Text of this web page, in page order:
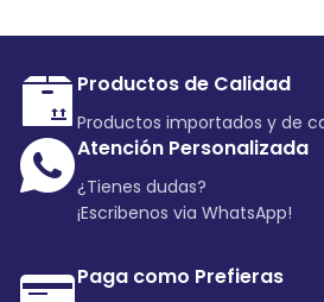
Productos de Calidad
Productos importados y de
Atención Personalizada
¿Tienes dudas?
¡Escribenos via WhatsApp!
Paga como Prefieras